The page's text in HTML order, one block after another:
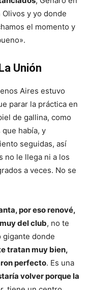
y yo donde
el momento y
Unión
Aires estuvo
parar la práctica en
de gallina, como
que había, y
seguidas, así
no le llega ni a los
a veces. No se
por eso renové,
del club, no te
gigante donde
tratan muy bien,
perfecto. Es una
volver porque la